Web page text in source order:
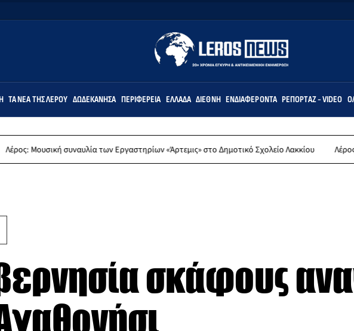
ΤΑ ΝΈΑ ΤΗΣ ΛΈΡΟΥ ΔΩΔΕΚΆΝΗΣΑ ΠΕΡΙΦΈΡΕΙΑ ΕΛΛΆΔΑ ΔΙΕΘΝΉ ΕΝΔΙΑΦΈΡΟΝΤΑ ΡΕΠΟΡΤΆΖ - VIDEO
συναυλία των Εργαστηρίων «Άρτεμις» στο Δημοτικό Σχολείο Λακκίου Λέρος:
σκάφους